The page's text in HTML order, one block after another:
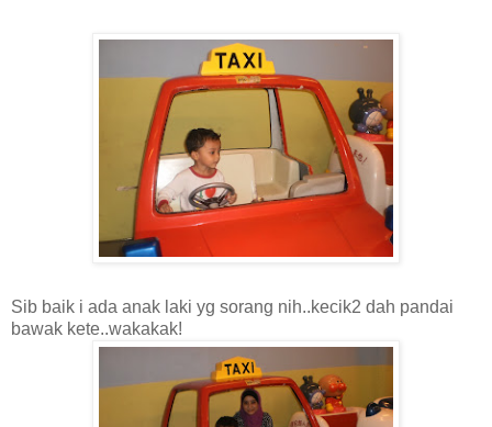
Sib baik i ada anak laki yg sorang nih..kecik2 dah pandai
bawak kete..wakakak!